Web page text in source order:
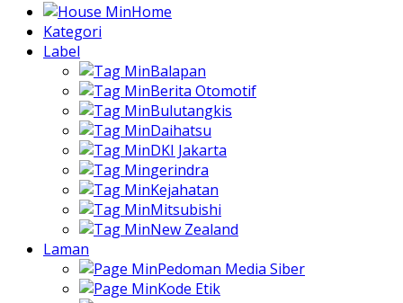
Home
Kategori
Label
Balapan
Berita Otomotif
Bulutangkis
Daihatsu
DKI Jakarta
gerindra
Kejahatan
Mitsubishi
New Zealand
Laman
Pedoman Media Siber
Kode Etik